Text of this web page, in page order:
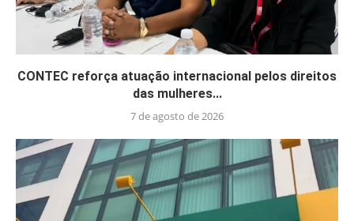
CONTEC reforça atuação internacional pelos direitos
das mulheres...
7 de agosto de 2026